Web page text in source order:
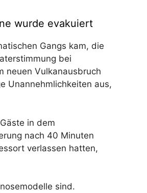
wurde evakuiert
Gangs kam, die
bei
neuen Vulkanausbruch
Unannehmlichkeiten aus,
in dem
nach 40 Minuten
verlassen hatten,
sind.